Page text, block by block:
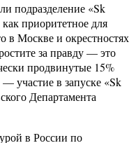
подразделение «Sk
приоритетное для
Москве и окрестностях
за правду — это
продвинутые 15%
участие в запуске «Sk
Департамента
в России по